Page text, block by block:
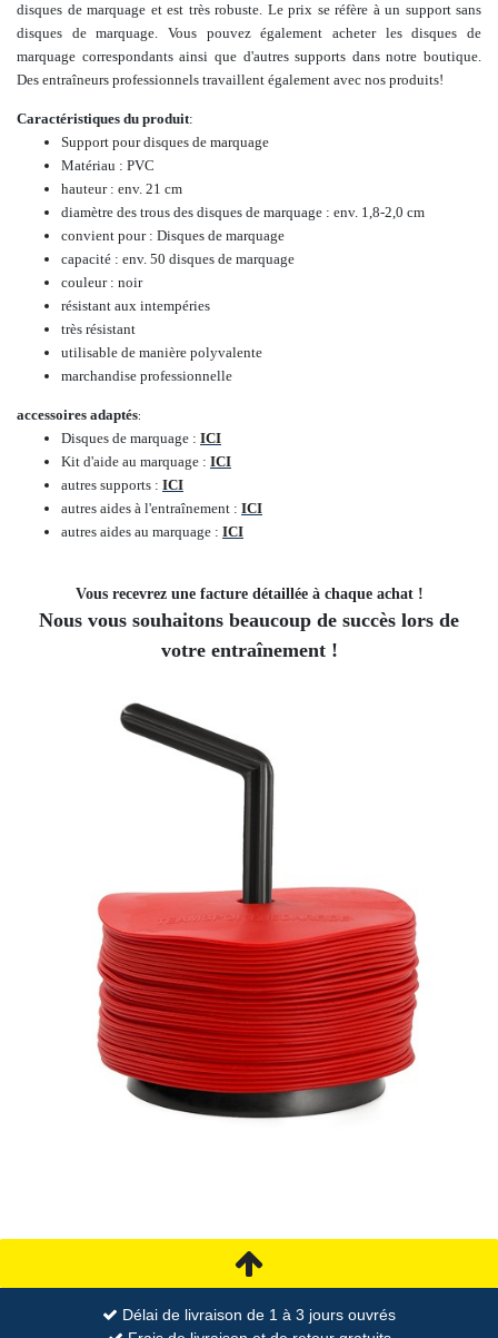
disques de marquage et est très robuste. Le prix se réfère à un support sans
disques de marquage. Vous pouvez également acheter les disques de
marquage correspondants ainsi que d'autres supports dans notre boutique.
Des entraîneurs professionnels travaillent également avec nos produits!
Caractéristiques du produit:
Support pour disques de marquage
Matériau : PVC
hauteur : env. 21 cm
diamètre des trous des disques de marquage : env. 1,8-2,0 cm
convient pour : Disques de marquage
capacité : env. 50 disques de marquage
couleur : noir
résistant aux intempéries
très résistant
utilisable de manière polyvalente
marchandise professionnelle
accessoires adaptés:
Disques de marquage : ICI
Kit d'aide au marquage : ICI
autres supports : ICI
autres aides à l'entraînement : ICI
autres aides au marquage : ICI
Vous recevrez une facture détaillée à chaque achat !
Nous vous souhaitons beaucoup de succès lors de
votre entraînement !
Délai de livraison de 1 à 3 jours ouvrés